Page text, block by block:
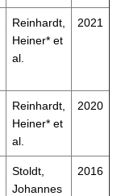
Reinhardt,
Heiner* et
al.
2021
Reinhardt,
Heiner* et
al.
2020
Stoldt,
Johannes
2016